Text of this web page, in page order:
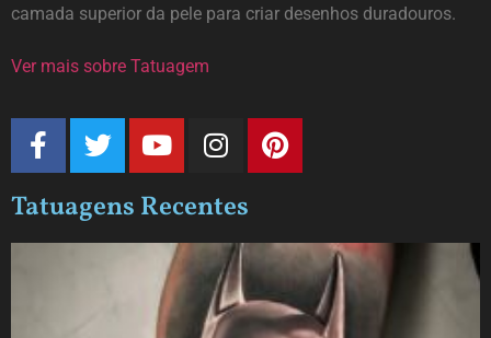
camada superior da pele para criar desenhos duradouros.
Ver mais sobre Tatuagem
Tatuagens Recentes